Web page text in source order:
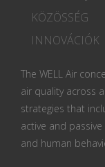
KÖZÖSSÉG
INNOVÁCIÓK
The WELL Air
air quality across
strategies that
active and
and human